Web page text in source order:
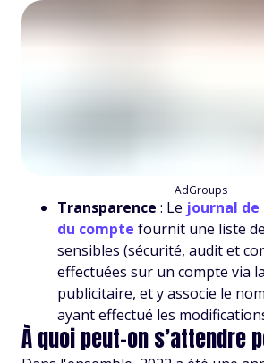
AdGroups
Transparence : Le journal
du compte fournit une liste
sensibles (sécurité, audit et
effectuées sur un compte via
publicitaire, et y associe le
ayant effectué les
À quoi peut-on s’attendre